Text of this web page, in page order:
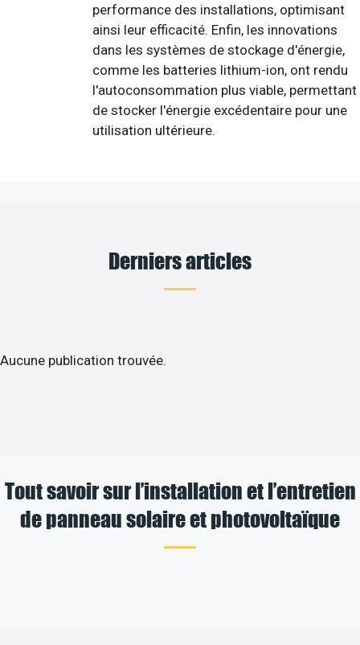
performance des installations, optimisant
ainsi leur efficacité. Enfin, les innovations
dans les systèmes de stockage d'énergie,
comme les batteries lithium-ion, ont rendu
l'autoconsommation plus viable, permettant
de stocker l'énergie excédentaire pour une
utilisation ultérieure.
Derniers articles
Aucune publication trouvée.
Tout savoir sur l’installation et l’entretien
de panneau solaire et photovoltaïque